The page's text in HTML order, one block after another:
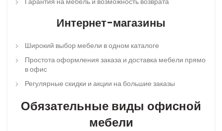
Интернет-магазины
Широкий выбор мебели в одном каталоге
Простота оформления заказа и доставка мебели прямо
в офис
Регулярные скидки и акции на большие заказы
Обязательные виды офисной
мебели